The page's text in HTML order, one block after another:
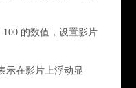
100 的数值，设置影片
示在影片上浮动显